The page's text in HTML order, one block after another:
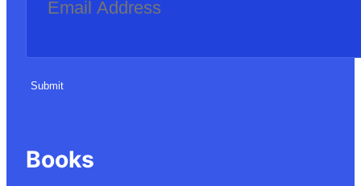
I
Submit
Books